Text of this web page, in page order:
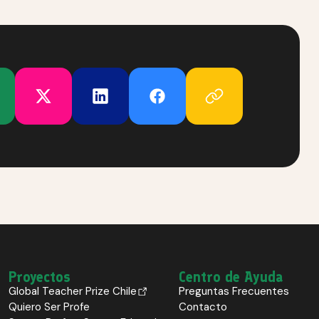
Proyectos
Global Teacher Prize Chile
Quiero Ser Profe
Centro de Ayuda
Preguntas Frecuentes
Contacto